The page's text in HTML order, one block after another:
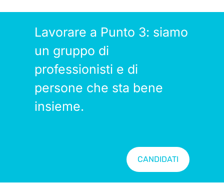
Lavorare a Punto 3: siamo
un gruppo di
professionisti e di
persone che sta bene
insieme.
CANDIDATI